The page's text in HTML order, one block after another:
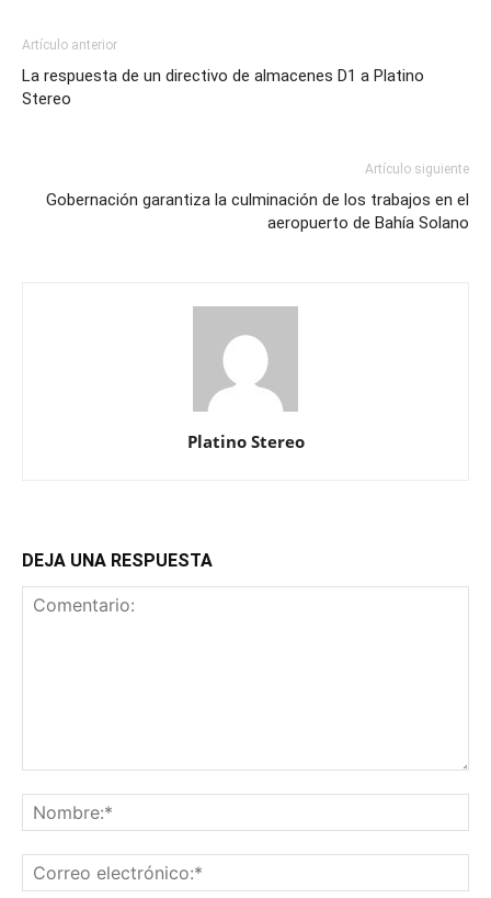
Artículo anterior
La respuesta de un directivo de almacenes D1 a Platino
Stereo
Artículo siguiente
Gobernación garantiza la culminación de los trabajos en el
aeropuerto de Bahía Solano
Platino Stereo
DEJA UNA RESPUESTA